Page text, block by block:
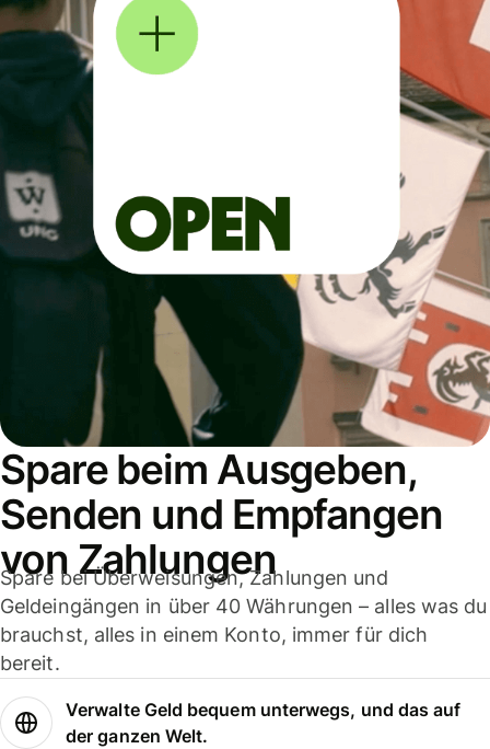
Spare beim Ausgeben,
Senden und Empfangen
von Zahlungen
Spare bei Überweisungen, Zahlungen und
Geldeingängen in über 40 Währungen – alles was du
brauchst, alles in einem Konto, immer für dich
bereit.
Verwalte Geld bequem unterwegs, und das auf
der ganzen Welt.